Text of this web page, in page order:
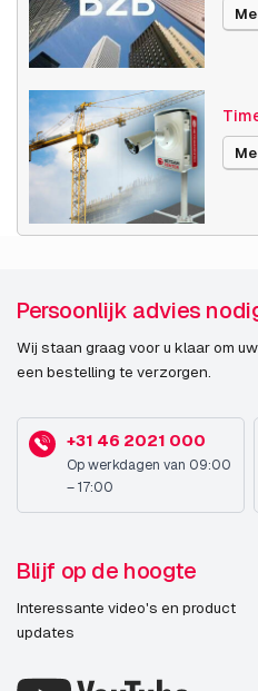
Optische zoom 1-10x
Publicatiedatum 07-
END-OF-LIFE sinds
Persoonlijk advies
Wij staan graag voor u klaar om
een bestelling te verzorgen.
+31 46 2021 000
Op werkdagen van 09:00
– 17:00
Blijf op de hoogte
Interessante video's en product
updates